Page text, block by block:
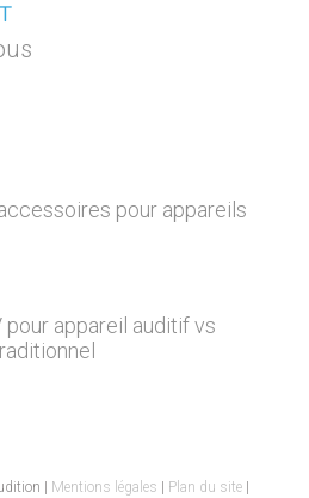
pour appareils
pour appareil auditif vs
| Mentions légales Plan du site